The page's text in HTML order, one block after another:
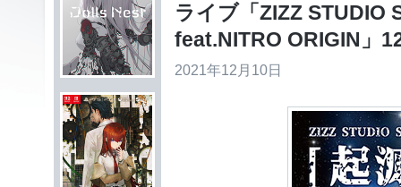
ライブ「ZIZZ STUDIO
feat.NITRO ORIGIN」
2021年12月10日